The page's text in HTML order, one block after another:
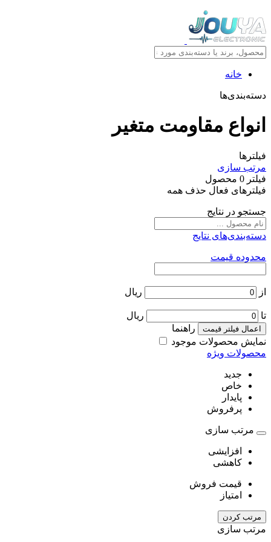
خانه
دسته‌بندی‌ها
انواع مقاومت متغير
فیلترها
مرتب سازی
فیلتر 0 محصول
فیلترهای فعال حذف همه
جستجو در نتایج
دسته‌بندی‌های نتایج
محدوده قیمت
از ریال
تا ریال
اعمال فیلتر قیمت
راهنما
نمایش محصولات موجود
محصولات ویژه
جدید
خاص
پایدار
پرفروش
مرتب سازی
افزایشی
کاهشی
قیمت فروش
امتیاز
مرتب کردن
مرتب سازی